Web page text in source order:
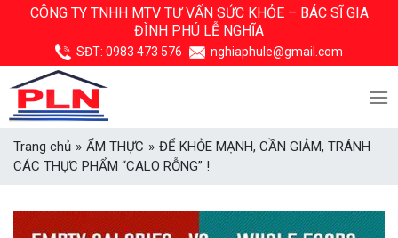
CÔNG TY TNHH MTV TƯ VẤN SỨC KHỎE – BÁC SĨ GIA
ĐÌNH PHÚ LỄ NGHĨA
SĐT: 0983 473 576 nghiaphule@gmail.com
Trang chủ » ẨM THỰC » ĐỂ KHỎE MẠNH, CẦN GIẢM, TRÁNH
CÁC THỰC PHẨM “CALO RỖNG” !